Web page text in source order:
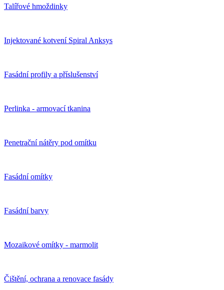
Talířové hmoždinky
Injektované kotvení Spiral Anksys
Fasádní profily a příslušenství
Perlinka - armovací tkanina
Penetrační nátěry pod omítku
Fasádní omítky
Fasádní barvy
Mozaikové omítky - marmolit
Čištění, ochrana a renovace fasády